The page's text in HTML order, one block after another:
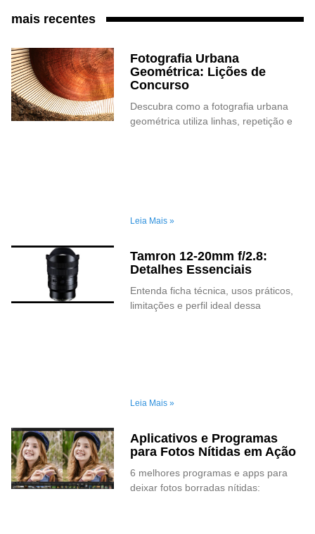
mais recentes
Fotografia Urbana
Geométrica: Lições de
Concurso
Descubra como a fotografia urbana
geométrica utiliza linhas, repetição e
Leia Mais »
Tamron 12-20mm f/2.8:
Detalhes Essenciais
Entenda ficha técnica, usos práticos,
limitações e perfil ideal dessa
Leia Mais »
Aplicativos e Programas
para Fotos Nítidas em Ação
6 melhores programas e apps para
deixar fotos borradas nítidas: